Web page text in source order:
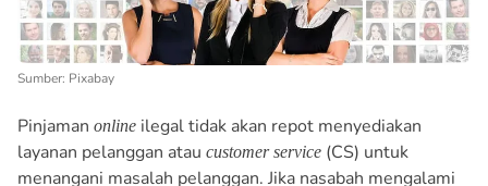
Sumber: Pixabay
Pinjaman online ilegal tidak akan repot menyediakan
layanan pelanggan atau customer service (CS) untuk
menangani masalah pelanggan. Jika nasabah mengalami